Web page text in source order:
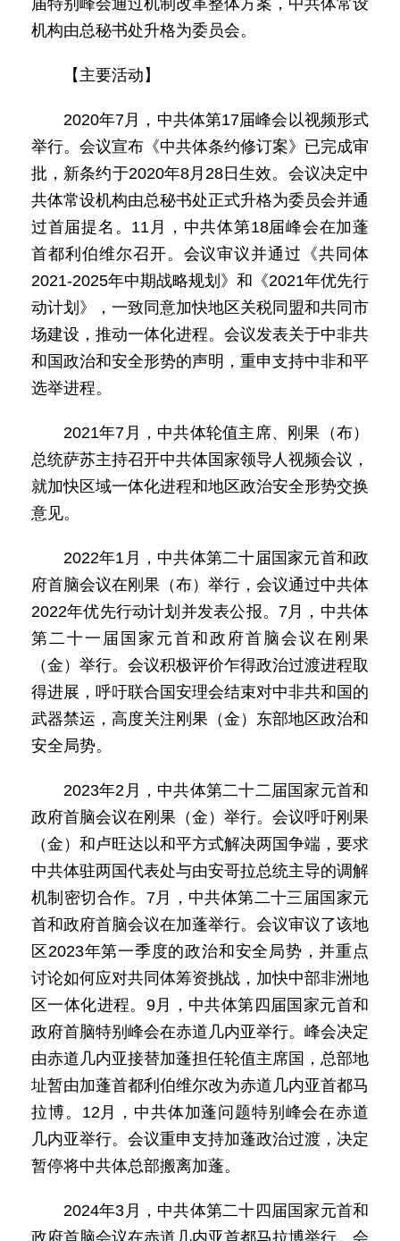
届特别峰会通过机制改革整体方案，中共体常设
机构由总秘书处升格为委员会。
【主要活动】
2020年7月，中共体第17届峰会以视频形式
举行。会议宣布《中共体条约修订案》已完成审
批，新条约于2020年8月28日生效。会议决定中
共体常设机构由总秘书处正式升格为委员会并通
过首届提名。11月，中共体第18届峰会在加蓬
首都利伯维尔召开。会议审议并通过《共同体
2021-2025年中期战略规划》和《2021年优先行
动计划》，一致同意加快地区关税同盟和共同市
场建设，推动一体化进程。会议发表关于中非共
和国政治和安全形势的声明，重申支持中非和平
选举进程。
2021年7月，中共体轮值主席、刚果（布）
总统萨苏主持召开中共体国家领导人视频会议，
就加快区域一体化进程和地区政治安全形势交换
意见。
2022年1月，中共体第二十届国家元首和政
府首脑会议在刚果（布）举行，会议通过中共体
2022年优先行动计划并发表公报。7月，中共体
第二十一届国家元首和政府首脑会议在刚果
（金）举行。会议积极评价乍得政治过渡进程取
得进展，呼吁联合国安理会结束对中非共和国的
武器禁运，高度关注刚果（金）东部地区政治和
安全局势。
2023年2月，中共体第二十二届国家元首和
政府首脑会议在刚果（金）举行。会议呼吁刚果
（金）和卢旺达以和平方式解决两国争端，要求
中共体驻两国代表处与由安哥拉总统主导的调解
机制密切合作。7月，中共体第二十三届国家元
首和政府首脑会议在加蓬举行。会议审议了该地
区2023年第一季度的政治和安全局势，并重点
讨论如何应对共同体筹资挑战，加快中部非洲地
区一体化进程。9月，中共体第四届国家元首和
政府首脑特别峰会在赤道几内亚举行。峰会决定
由赤道几内亚接替加蓬担任轮值主席国，总部地
址暂由加蓬首都利伯维尔改为赤道几内亚首都马
拉博。12月，中共体加蓬问题特别峰会在赤道
几内亚举行。会议重申支持加蓬政治过渡，决定
暂停将中共体总部搬离加蓬。
2024年3月，中共体第二十四届国家元首和
政府首脑会议在赤道几内亚首都马拉博举行。会